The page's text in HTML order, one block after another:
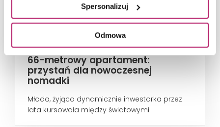
Spersonalizuj
Odmowa
66-metrowy apartament:
przystań dla nowoczesnej
nomadki
Młoda, żyjąca dynamicznie inwestorka przez
lata kursowała między światowymi